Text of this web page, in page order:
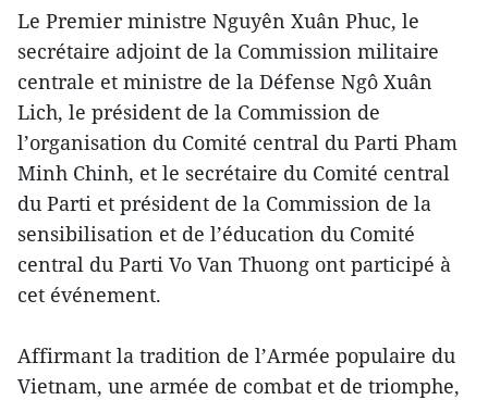
Le Premier ministre Nguyên Xuân Phuc, le
secrétaire adjoint de la Commission militaire
centrale et ministre de la Défense Ngô Xuân
Lich, le président de la Commission de
l’organisation du Comité central du Parti Pham
Minh Chinh, et le secrétaire du Comité central
du Parti et président de la Commission de la
sensibilisation et de l’éducation du Comité
central du Parti Vo Van Thuong ont participé à
cet événement.
Affirmant la tradition de l’Armée populaire du
Vietnam, une armée de combat et de triomphe,